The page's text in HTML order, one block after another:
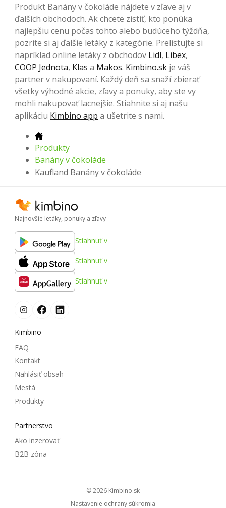
Produkt Banány v čokoláde nájdete v zľave aj v
ďalších obchodoch. Ak chcete zistiť, kto ponúka
najlepšiu cenu počas tohto alebo budúceho týždňa,
pozrite si aj ďalšie letáky z kategórie. Prelistujte si
napríklad online letáky z obchodov Lidl, Libex,
COOP Jednota, Klas a Makos. Kimbino.sk je váš
partner v nakupovaní. Každý deň sa snaží zbierať
všetky výhodné akcie, zľavy a ponuky, aby ste vy
mohli nakupovať lacnejšie. Stiahnite si aj našu
aplikáciu Kimbino app a ušetrite s nami.
Produkty
Banány v čokoláde
Kaufland Banány v čokoláde
Najnovšie letáky, ponuky a zľavy
Stiahnuť v
Stiahnuť v
Stiahnuť v
Kimbino
FAQ
Kontakt
Nahlásiť obsah
Mestá
Produkty
Partnerstvo
Ako inzerovať
B2B zóna
© 2026
kimbino.sk
Nastavenie ochrany súkromia